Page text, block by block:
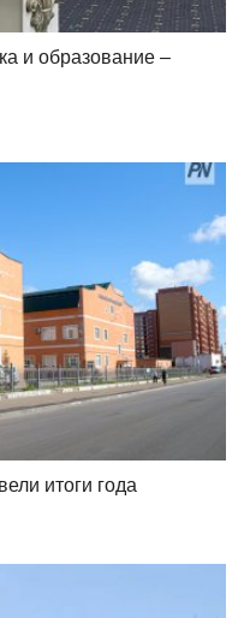
и образование –
итоги года